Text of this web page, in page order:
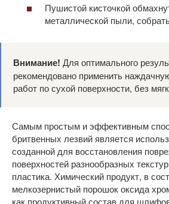
Пушистой кисточкой
металлической пыли,
Внимание! Для оптимального
рекомендовано применить
работ по сухой поверхности, без
Самым простым и эффективным
бритвенных лезвий является
созданной для восстановления
поверхностей разнообразных
пластика. Химический продукт, в
мелкозернистый порошок оксида
как продуктивный состав для